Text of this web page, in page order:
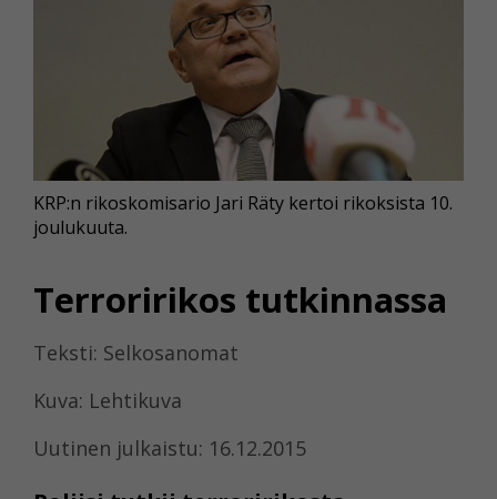
Terroririkos tutkinnassa
Teksti: Selkosanomat
Kuva: Lehtikuva
Uutinen julkaistu: 16.12.2015
KRP:n rikoskomisario Jari Räty kertoi rikoksista 10.
joulukuuta.